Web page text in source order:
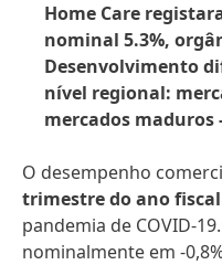
Home Care
nominal 5.3%,
Desenvolvimento
nível regional:
mercados maduros
O desempenho
trimestre do ano fiscal
pandemia de COVID-
nominalmente em -